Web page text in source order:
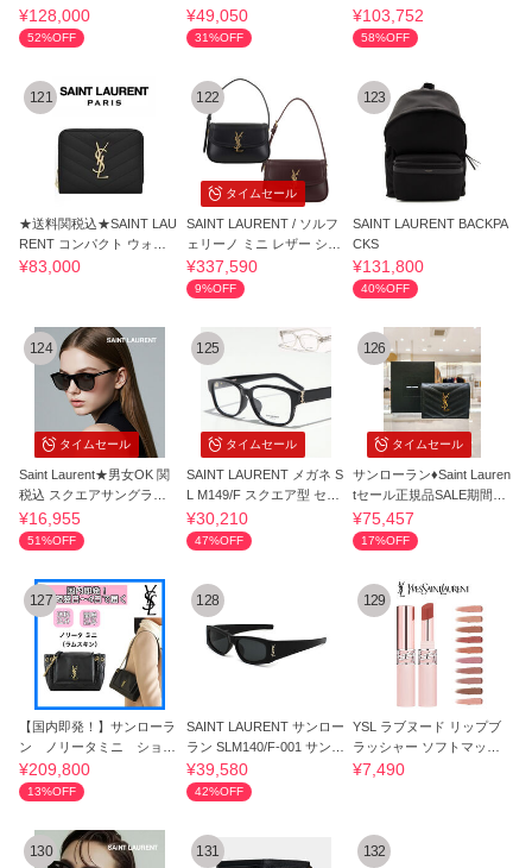
¥128,000
52%OFF
ドチェーン
¥49,050
31%OFF
バストート
¥103,752
58%OFF
121
★送料関税込★SAINT LAU
RENT コンパクト ウォレ
ット
¥83,000
タイムセール
122
SAINT LAURENT / ソルフ
ェリーノ ミニ レザー ショ
ルダーバッグ
¥337,590
9%OFF
123
SAINT LAURENT BACKPA
CKS
¥131,800
40%OFF
タイムセール
124
Saint Laurent★男女OK 関
税込 スクエアサングラス
UV遮断
¥16,955
51%OFF
タイムセール
125
SAINT LAURENT メガネ S
L M149/F スクエア型 セル
フレーム
¥30,210
47%OFF
タイムセール
126
サンローラン♦Saint Lauren
tセール正規品SALE期間限
定
¥75,457
17%OFF
127
【国内即発！】サンローラ
ン ノリータミニ ショル
ダーバッグ
¥209,800
13%OFF
128
SAINT LAURENT サンロー
ラン SLM140/F-001 サング
ラス
¥39,580
42%OFF
129
YSL ラブヌード リップブ
ラッシャー ソフトマット
ティント
¥7,490
130 131 132